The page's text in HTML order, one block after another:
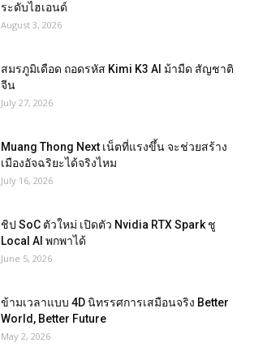
ระดับไฮเอนด์
August 3, 2026
สมรภูมิเดือด ถอดรหัส Kimi K3 AI ม้ามืด สัญชาติ
จีน
July 27, 2026
Muang Thong Next เน็ตที่แรงขึ้น จะช่วยสร้าง
เมืองอัจฉริยะได้จริงไหม
July 16, 2026
ชิป SoC ตัวใหม่ เปิดตัว Nvidia RTX Spark ชู
Local AI พกพาได้
June 5, 2026
ข้ามเวลาแบบ 4D นิทรรศการเสมือนจริง Better
World, Better Future
May 2, 2026